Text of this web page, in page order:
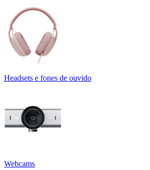
Headsets e fones de ouvido
Webcams